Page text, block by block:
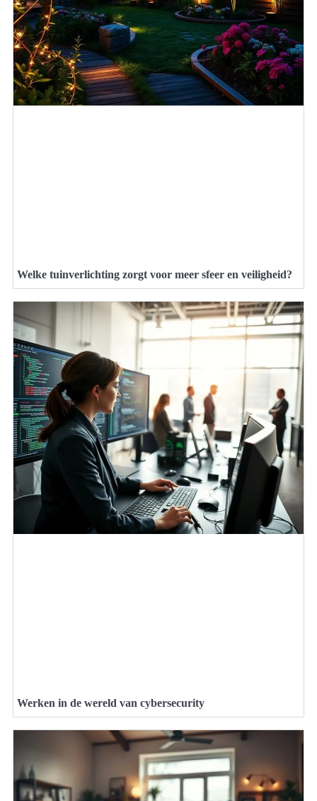
Welke tuinverlichting zorgt voor meer sfeer en veiligheid?
Werken in de wereld van cybersecurity